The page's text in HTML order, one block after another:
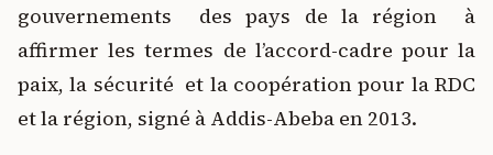
gouvernements des pays de la région à
affirmer les termes de l’accord-cadre pour la
paix, la sécurité et la coopération pour la RDC
et la région, signé à Addis-Abeba en 2013.